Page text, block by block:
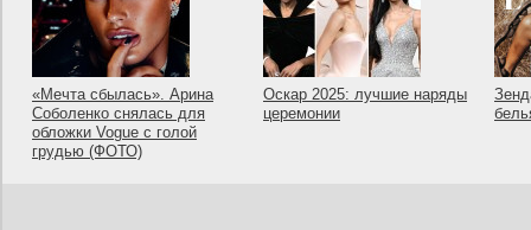
«Мечта сбылась». Арина
Соболенко снялась для
обложки Vogue с голой
грудью (ФОТО)
Оскар 2025: лучшие наряды
церемонии